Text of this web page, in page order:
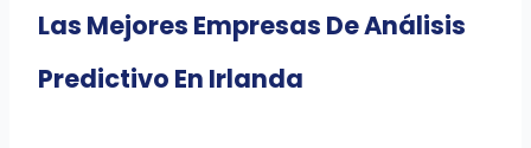
Las Mejores Empresas De Análisis
Predictivo En Irlanda